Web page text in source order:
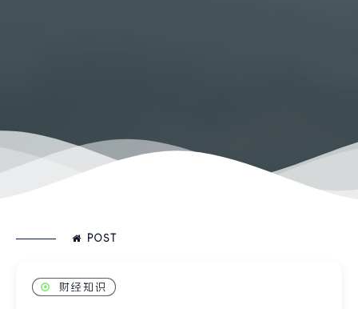
POST
财经知识